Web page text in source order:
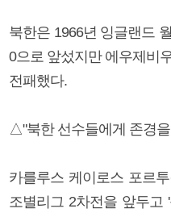
북한은 1966년 잉글랜드
0으로 앞섰지만 에우제비
전패했다.
△"북한 선수들에게 존경
카를루스 케이로스 포르
조별리그 2차전을 앞두고